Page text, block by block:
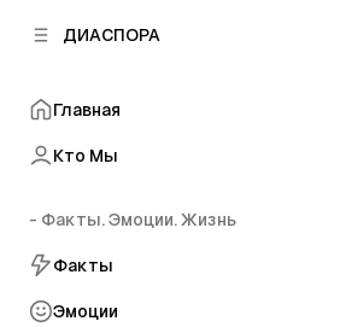
ДИАСПОРА
Главная
Кто Мы
- Факты. Эмоции. Жизнь
Факты
Эмоции